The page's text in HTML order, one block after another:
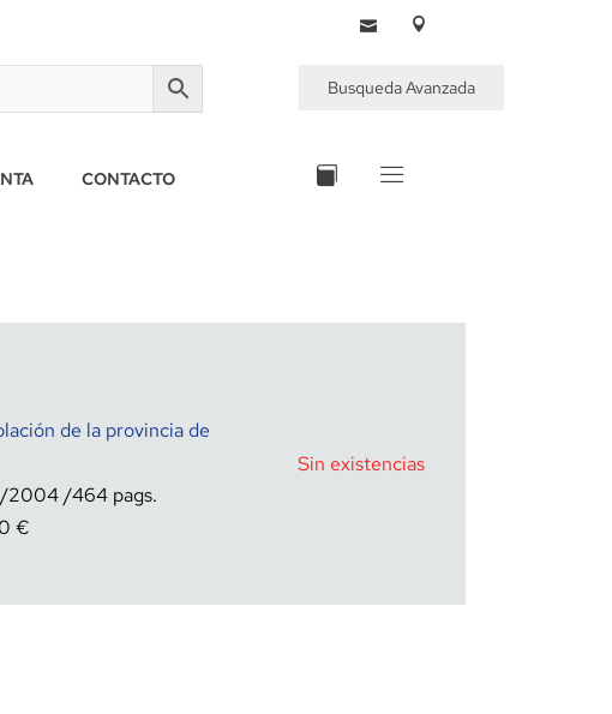
Busqueda Avanzada
CONTACTO
de la provincia de
2004 464
€
Sin existencias